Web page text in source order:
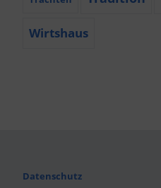
Wirtshaus
Datenschutz